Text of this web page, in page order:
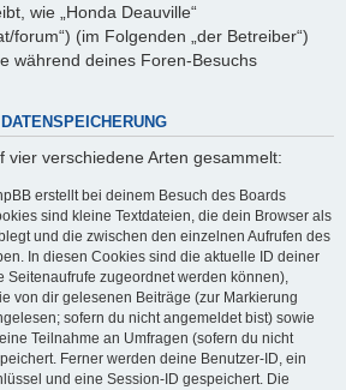
wie „Honda Deauville“
forum“) (im Folgenden „der Betreiber“)
während deines Foren-Besuchs
vier verschiedene Arten gesammelt:
erstellt bei deinem Besuch des Boards
sind kleine Textdateien, die dein Browser als
und die zwischen den einzelnen Aufrufen des
In diesen Cookies sind die aktuelle ID deiner
Seitenaufrufe zugeordnet werden können),
von dir gelesenen Beiträge (zur Markierung
sofern du nicht angemeldet bist) sowie
Teilnahme an Umfragen (sofern du nicht
Ferner werden deine Benutzer-ID, ein
und eine Session-ID gespeichert. Die